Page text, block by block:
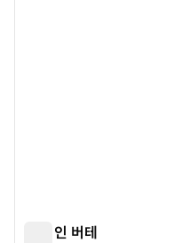
햄튼 인 버테